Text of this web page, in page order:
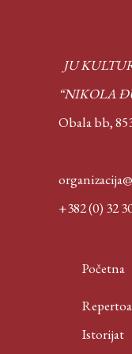
JU
“NIKOLA
Obala bb,
+382 (0) 32
Početna
Istorijat